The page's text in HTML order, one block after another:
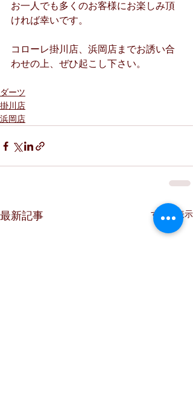
お一人でも多くのお客様にお楽しみ頂
ければ幸いです。
コローレ掛川店、浜岡店までお誘い合
わせの上、ぜひ起こし下さい。
ダーツ
掛川店
浜岡店
最新記事 すべて表示